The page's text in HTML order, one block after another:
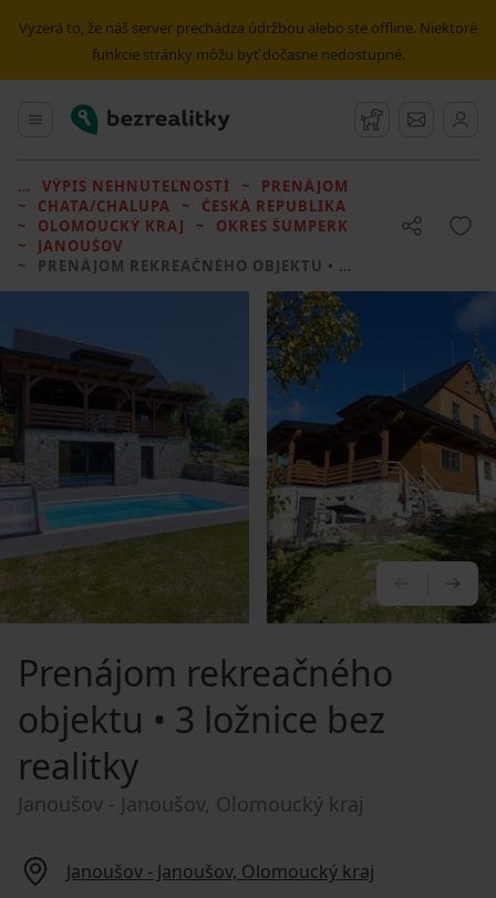
Vyzerá to, že náš server prechádza údržbou alebo ste offline. Niektoré
funkcie stránky môžu byť dočasne nedostupné.
Hlavné menu
Bezrealitky Strážny pes
Správy
VÝPIS NEHNUTEĽNOSTÍ
PRENÁJOM
CHATA/CHALUPA
ČESKÁ REPUBLIKA
OLOMOUCKÝ KRAJ
OKRES ŠUMPERK
JANOUŠOV
PRENÁJOM REKREAČNÉHO OBJEKTU • 3 LOŽNICE BEZ REALITKY
Prenájom rekreačného
objektu • 3 ložnice bez
realitky
Janoušov - Janoušov, Olomoucký kraj
Janoušov - Janoušov, Olomoucký kraj